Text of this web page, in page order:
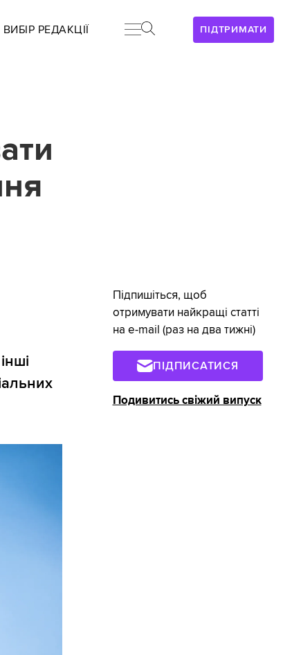
ПІДТРИМАТИ
ВИБІР РЕДАКЦІЇ
Підпишіться, щоб
отримувати найкращі статті
на e-mail (раз на два тижні)
ПІДПИСАТИСЯ
Подивитись свіжий випуск